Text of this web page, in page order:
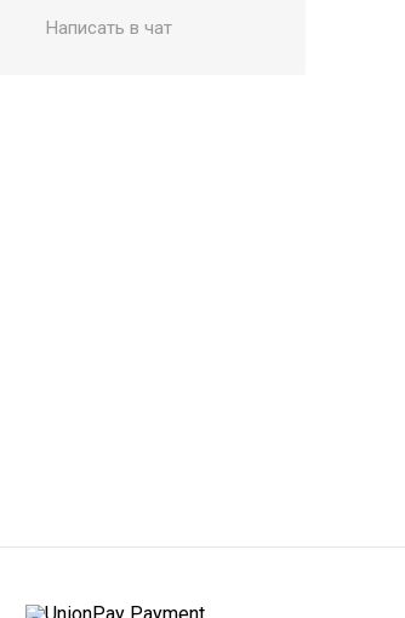
Catalyst
Dead by Daylight
Написать в чат